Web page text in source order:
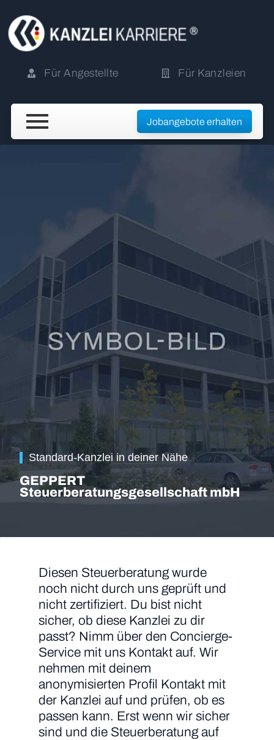
Für Angestellte Für Kanzleien
Jobangebote erhalten
Standard-Kanzlei in deiner Nähe
GEPPERT
Steuerberatungsgesellschaft mbH
Diesen Steuerberatung wurde
noch nicht durch uns geprüft und
nicht zertifiziert. Du bist nicht
sicher, ob diese Kanzlei zu dir
passt? Nimm über den Concierge-
Service mit uns Kontakt auf. Wir
nehmen mit deinem
anonymisierten Profil Kontakt mit
der Kanzlei auf und prüfen, ob es
passen kann. Erst wenn wir sicher
sind und die Steuerberatung auf